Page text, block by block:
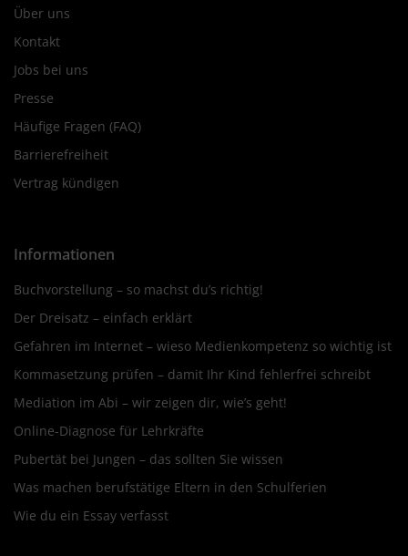
Über uns
Kontakt
Jobs bei uns
Presse
Häufige Fragen (FAQ)
Barrierefreiheit
Vertrag kündigen
Informationen
Buchvorstellung – so machst du’s richtig!
Der Dreisatz – einfach erklärt
Gefahren im Internet – wieso Medienkompetenz so wichtig ist
Kommasetzung prüfen – damit Ihr Kind fehlerfrei schreibt
Mediation im Abi – wir zeigen dir, wie’s geht!
Online-Diagnose für Lehrkräfte
Pubertät bei Jungen – das sollten Sie wissen
Was machen berufstätige Eltern in den Schulferien
Wie du ein Essay verfasst